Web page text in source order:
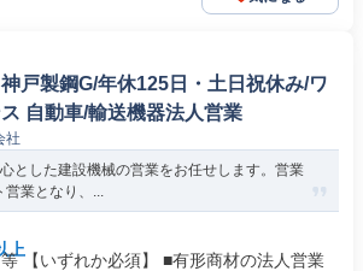
戸製鋼G/年休125日・土日祝休み/ワ
自動車/輸送機器法人営業
社
とした建設機械の営業をお任せします。営業
営業となり、...
上
【いずれか必須】 ■有形商材の法人営業